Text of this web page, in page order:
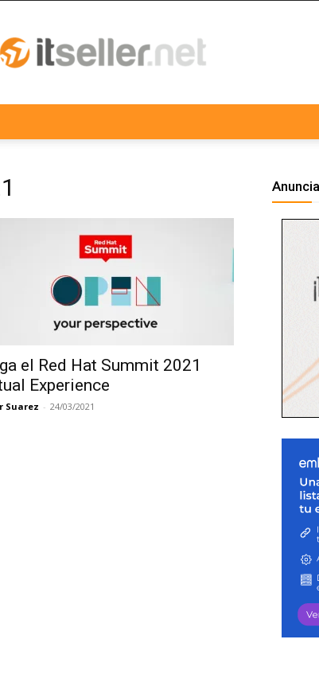
el Red Hat Summit 2021
Experience
Suarez - 24/03/2021